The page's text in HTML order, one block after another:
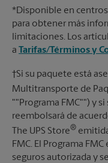
*Disponible en
para obtener más
limitaciones. Los
a Tarifas/Términos y
†Si su paquete está
Multitransporte de
""Programa FMC"") y
reembolsará de
The UPS Store®
FMC. El Programa
seguros autorizada y